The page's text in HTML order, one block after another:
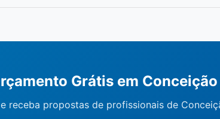
Grátis em
receba propostas de profissionais de